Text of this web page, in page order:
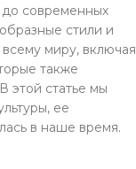
до современных
стили и
миру, включая
также
этой статье мы
ее
в наше время.